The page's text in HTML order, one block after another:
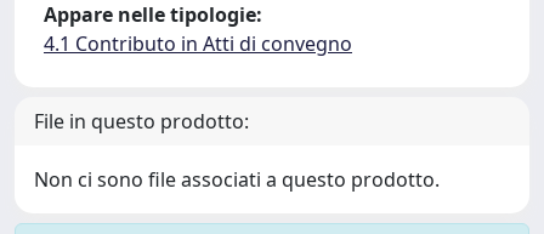
Appare nelle tipologie:
4.1 Contributo in Atti di convegno
File in questo prodotto:
Non ci sono file associati a questo prodotto.